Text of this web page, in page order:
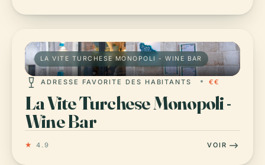
LA VITE TURCHESE MONOPOLI - WINE BAR
ADRESSE FAVORITE DES HABITANTS €€
La Vite Turchese Monopoli -
Wine Bar
★ 4.9 VOIR